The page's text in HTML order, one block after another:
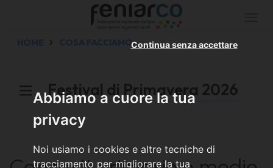
Abbiamo a cuore la tua
privacy
Noi usiamo i cookies e altre tecniche di
tracciamento per migliorare la tua
Continua senza accettare
HOME COSA FACCIAMO
Festival di Primavera 2026